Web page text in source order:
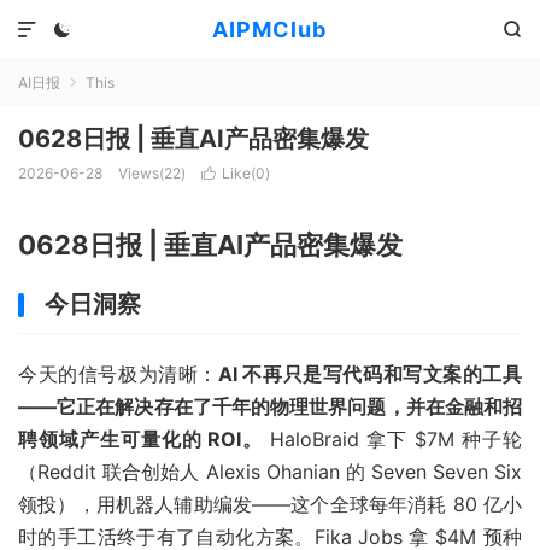
AIPMClub
 

AI日报  This
0628日报 | 垂直AI产品密集爆发
2026-06-28 Views(22)  Like(0)
0628日报 | 垂直AI产品密集爆发
今日洞察
今天的信号极为清晰： AI 不再只是写代码和写文案的工具
——它正在解决存在了千年的物理世界问题，并在金融和招
聘领域产生可量化的 ROI。
HaloBraid 拿下 $7M 种子轮
（Reddit 联合创始人 Alexis Ohanian 的 Seven Seven Six
领投），用机器人辅助编发——这个全球每年消耗 80 亿小
时的手工活终于有了自动化方案。Fika Jobs 拿 $4M 预种